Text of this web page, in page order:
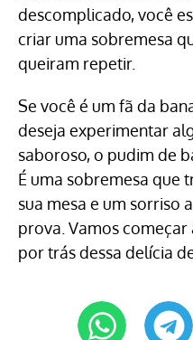
descomplicado, você
criar uma sobremesa
queiram repetir.
Se você é um fã da
deseja experimentar
saboroso, o pudim de
É uma sobremesa que
sua mesa e um sorriso
prova. Vamos
por trás dessa delícia